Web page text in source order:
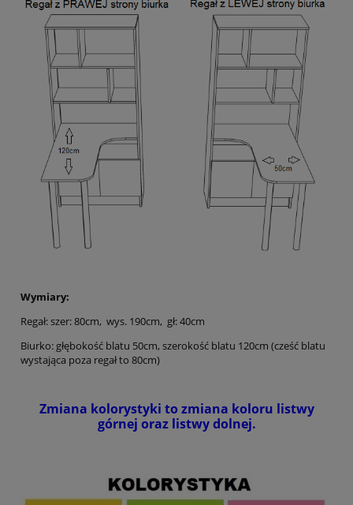
Wymiary:
Regał: szer: 80cm, wys. 190cm, gł: 40cm
Biurko: głębokość blatu 50cm, szerokość blatu 120cm (cześć blatu
wystająca poza regał to 80cm)
Zmiana kolorystyki to zmiana koloru listwy
górnej oraz listwy dolnej.